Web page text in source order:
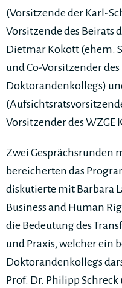
(Vorsitzende der Karl-
Vorsitzende des Beirats
Dietmar Kokott (ehem.
und Co-Vorsitzender des
Doktorandenkollegs)
Vorsitzender des
Zwei Gesprächsrunden
bereicherten das
diskutierte mit Barbara
Business and Human
die Bedeutung des
und Praxis, welcher ein
Doktorandenkollegs
Prof. Dr. Philipp